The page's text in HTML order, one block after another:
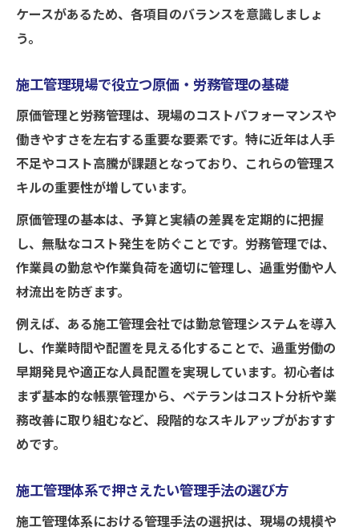
ケースがあるため、各項目のバランスを意識しましょ
う。
施工管理現場で役立つ原価・労務管理の基礎
原価管理と労務管理は、現場のコストパフォーマンスや
働きやすさを左右する重要な要素です。特に近年は人手
不足やコスト高騰が課題となっており、これらの管理ス
キルの重要性が増しています。
原価管理の基本は、予算と実績の差異を定期的に把握
し、無駄なコスト発生を防ぐことです。労務管理では、
作業員の勤怠や作業負荷を適切に管理し、過重労働や人
材流出を防ぎます。
例えば、ある施工管理会社では勤怠管理システムを導入
し、作業時間や配置を見える化することで、過重労働の
早期発見や適正な人員配置を実現しています。初心者は
まず基本的な帳票管理から、ベテランはコスト分析や業
務改善に取り組むなど、段階的なスキルアップがおすす
めです。
施工管理体系で押さえたい管理手法の選び方
施工管理体系における管理手法の選択は、現場の規模や